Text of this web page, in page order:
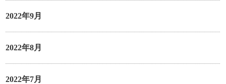
2022年9月
2022年8月
2022年7月